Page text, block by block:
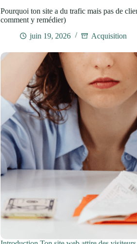
Pourquoi ton site a du trafic mais pas de
comment y remédier)
juin 19, 2026
Acquisition